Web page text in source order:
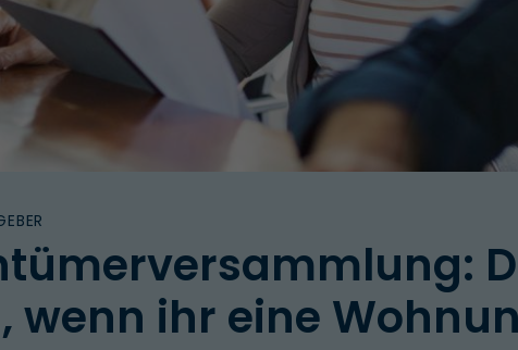
wenn ihr eine